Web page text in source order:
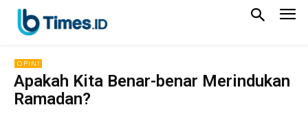
OPINI
Apakah Kita Benar-benar Merindukan
Ramadan?